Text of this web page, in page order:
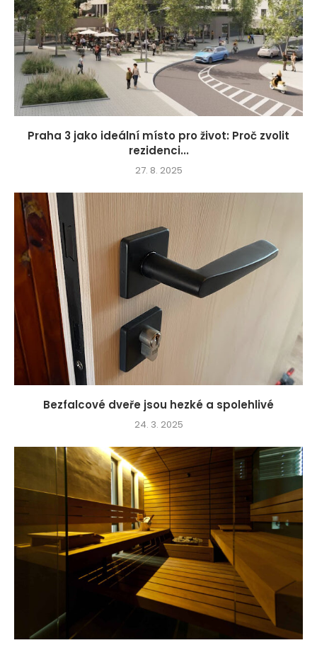
Praha 3 jako ideální místo pro život: Proč zvolit
rezidenci...
27. 8. 2025
Bezfalcové dveře jsou hezké a spolehlivé
24. 3. 2025